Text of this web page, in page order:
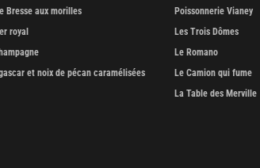
Bresse aux morilles
royal
et noix de pécan caramélisées
Poissonnerie Vianey
Les Trois Dômes
Le Romano
Le Camion qui fume
La Table des Merville